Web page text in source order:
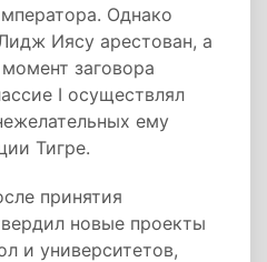
Однако
Иясу арестован, а
заговора
I осуществлял
ему
Тигре.
принятия
новые проекты
и университетов,